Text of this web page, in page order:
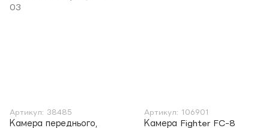
Артикул: 38485
Камера переднього,
Артикул: 106901
Камера Fighter FC-8